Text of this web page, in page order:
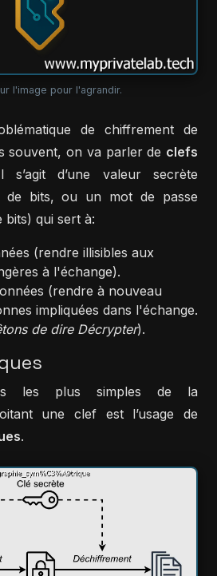
l'image pour l'agrandir.
de chiffrement de
souvent, on va parler de clefs
d’une valeur secrète
de bits, ou un mot de passe
bits) qui sert à:
(rendre illisibles aux
à l'échange).
(rendre à nouveau
impliquées dans l'échange.
de dire Décrypter).
les plus simples de la
une clef est l’usage de
.